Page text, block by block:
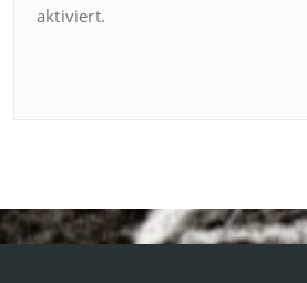
aktiviert.